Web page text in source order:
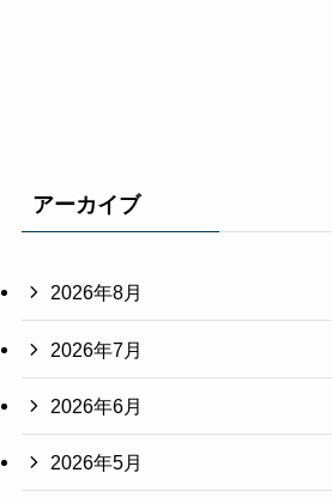
アーカイブ
2026年8月
2026年7月
2026年6月
2026年5月